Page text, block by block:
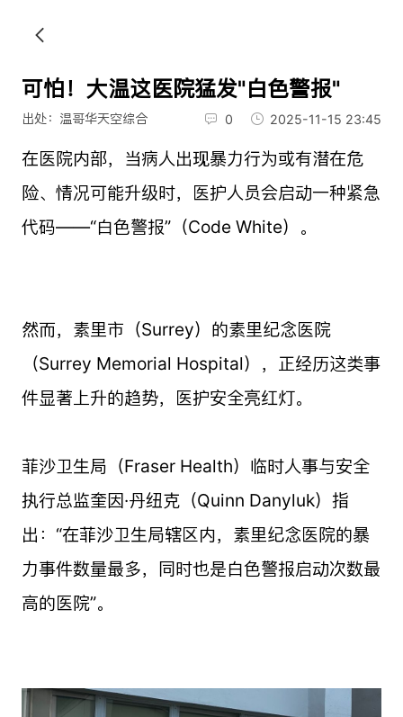
可怕！大温这医院猛发"白色警报"
出处：温哥华天空综合 0 2025-11-15 23:45
在医院内部，当病人出现暴力行为或有潜在危
险、情况可能升级时，医护人员会启动一种紧急
代码——“白色警报”（Code White）。
然而，素里市（Surrey）的素里纪念医院
（Surrey Memorial Hospital），正经历这类事
件显著上升的趋势，医护安全亮红灯。
菲沙卫生局（Fraser Health）临时人事与安全
执行总监奎因·丹纽克（Quinn Danyluk）指
出：“在菲沙卫生局辖区内，素里纪念医院的暴
力事件数量最多，同时也是白色警报启动次数最
高的医院”。